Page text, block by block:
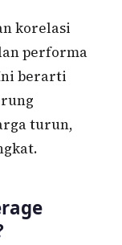
korelasi
performa
berarti
turun,